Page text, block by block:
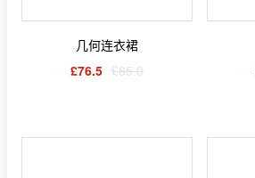
几何连衣裙
£76.5 £85.0